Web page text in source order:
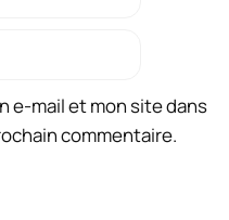
e-mail et mon site dans
commentaire.